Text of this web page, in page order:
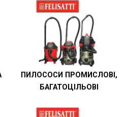
ПИЛОСОСИ ПРОМИСЛОВІ,
БАГАТОЦІЛЬОВІ